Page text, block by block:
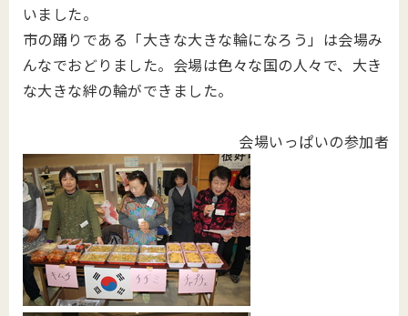
いました。
市の踊りである「大きな大きな輪になろう」は会場み
んなでおどりました。会場は色々な国の人々で、大き
な大きな絆の輪ができました。
会場いっぱいの参加者